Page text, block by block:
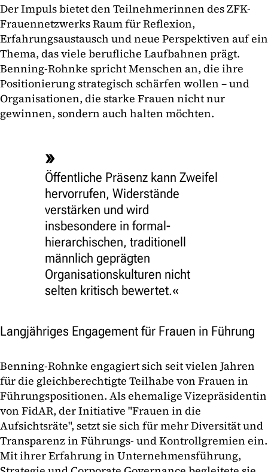
Der Impuls bietet den Teilnehmerinnen des ZFK-
Frauennetzwerks Raum für Reflexion,
Erfahrungsaustausch und neue Perspektiven auf ein
Thema, das viele berufliche Laufbahnen prägt.
Benning-Rohnke spricht Menschen an, die ihre
Positionierung strategisch schärfen wollen – und
Organisationen, die starke Frauen nicht nur
gewinnen, sondern auch halten möchten.
Öffentliche Präsenz kann Zweifel
hervorrufen, Widerstände
verstärken und wird
insbesondere in formal-
hierarchischen, traditionell
männlich geprägten
Organisationskulturen nicht
selten kritisch bewertet.
Langjähriges Engagement für Frauen in Führung
Benning-Rohnke engagiert sich seit vielen Jahren
für die gleichberechtigte Teilhabe von Frauen in
Führungspositionen. Als ehemalige Vizepräsidentin
von FidAR, der Initiative "Frauen in die
Aufsichtsräte", setzt sie sich für mehr Diversität und
Transparenz in Führungs- und Kontrollgremien ein.
Mit ihrer Erfahrung in Unternehmensführung,